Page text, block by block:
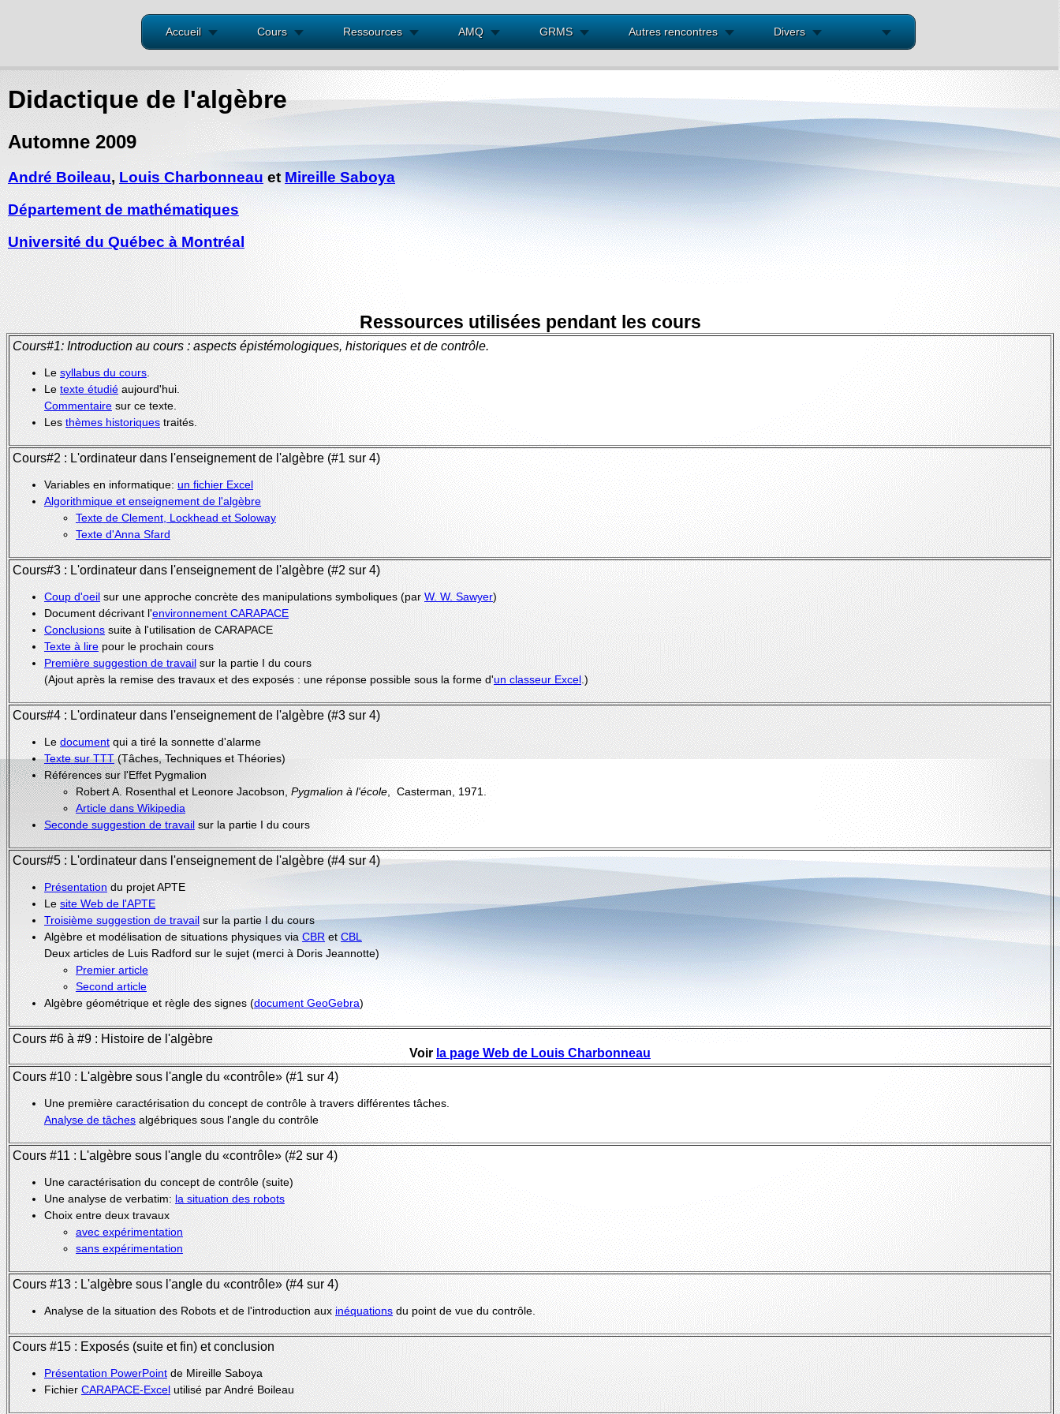
Accueil Cours Ressources AMQ GRMS Autres rencontres Divers
Didactique de l'algèbre
Automne 2009
André Boileau, Louis Charbonneau etMireille Saboya
Département de mathématiques
Université du Québec à Montréal
Ressources utilisées pendant les cours
Cours#1: Introduction au cours : aspects épistémologiques, historiques etde contrôle.
Le syllabus du cours
Le texte étudié aujourd'hui.
Commentaire sur ce texte.
Les thèmes historiques traités.
Cours#2 : L'ordinateur dans l'enseignement de l'algèbre (#1 sur 4)
Variables en informatique: un fichier Excel
Algorithmique et enseignement de l'algèbre
Texte de Clement, Lockhead et Soloway
Texte d'Anna Sfard
Cours#3 : L'ordinateur dans l'enseignement de l'algèbre (#2 sur 4)
Coup d'oeil sur une approche concrète des manipulations symboliques (par W. W. Sawyer)
Document décrivant l'environnement CARAPACE
Conclusions suite à l'utilisation de CARAPACE
Texte à lire pour le prochain cours
Première suggestion de travail sur la partie I du cours
(Ajout après la remise des travaux et des exposés : une réponse possible sous la forme d'un classeur Excel .)
Cours#4 : L'ordinateur dans l'enseignement de l'algèbre (#3 sur 4)
Le document qui a tiré la sonnette d'alarme
Texte sur TTT(Tâches, Techniques et Théories)
Références sur l'Effet Pygmalion
Robert A. Rosenthal et Leonore Jacobson, Pygmalion à l'école , Casterman, 1971.
Article dans Wikipedia
Seconde suggestion de travail sur la partie I du cours
Cours#5 : L'ordinateur dans l'enseignement de l'algèbre (#4 sur 4)
Présentation du projet APTE
Le site Web de l'APTE
Troisième suggestion de travail sur la partie I du cours
Algèbre et modélisation de situations physiques viaCBR et CBL
Deux articles de Luis Radford sur le sujet (merci à Doris Jeannotte)
Premier article
Second article
Algèbre géométrique et règle des signes (document GeoGebra)
Cours #6 à #9 : Histoire de l'algèbre
Voir la page Web de Louis Charbonneau
Cours #10 : L'algèbre sous l'angle du «contrôle» (#1 sur 4)
Une première caractérisation du concept de contrôle à travers différentes tâches.
Analyse de tâchesalgébriques sous l'angle du contrôle
Cours #11 : L'algèbre sous l'angle du «contrôle» (#2 sur 4)
Une caractérisation du concept de contrôle (suite)
Une analyse de verbatim: la situation des robots
Choix entre deux travaux
avec expérimentation
sans expérimentation
Cours #13 : L'algèbre sous l'angle du «contrôle» (#4 sur 4)
Analyse de la situation des Robots et de l'introduction aux inéquations du point de vue du contrôle.
Cours #15 : Exposés (suite et fin) et conclusion
Présentation PowerPoint de Mireille Saboya
Fichier CARAPACE-Excel utilisé par André Boileau